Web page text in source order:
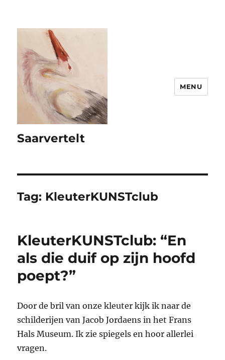
Saarvertelt
MENU
Tag: KleuterKUNSTclub
KleuterKUNSTclub: “En
als die duif op zijn hoofd
poept?”
Door de bril van onze kleuter kijk ik naar de
schilderijen van Jacob Jordaens in het Frans
Hals Museum. Ik zie spiegels en hoor allerlei
vragen.